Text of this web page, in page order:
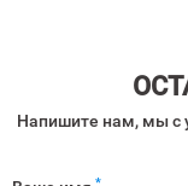
Напишите нам, мы с
*